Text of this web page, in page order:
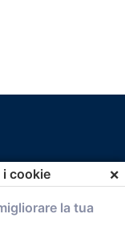
cookie ×
la tua